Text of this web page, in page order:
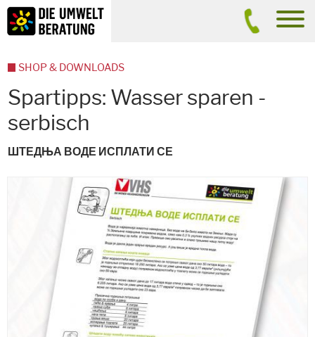
Inhalt
Suche
Spartipps: Wasser sparen -
serbisch
ШТЕДЊА ВОДЕ ИСПЛАТИ СЕ
SHOP & DOWNLOADS